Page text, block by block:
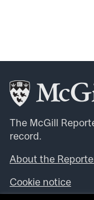
The McGill
record.
About the
Cookie notice